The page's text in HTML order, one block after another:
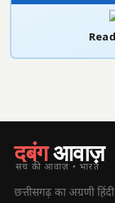
दबंगआवाज़
सच की आवाज़ • भारत
छत्तीसगढ़ का अग्रणी